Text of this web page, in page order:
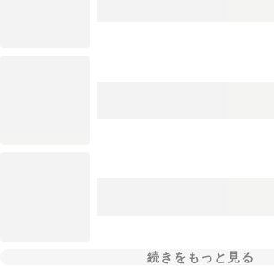
続きをもっと見る